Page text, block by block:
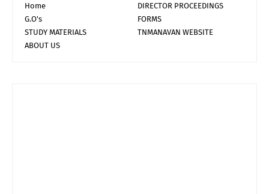
Home
DIRECTOR PROCEEDINGS
G.O's
FORMS
STUDY MATERIALS
TNMANAVAN WEBSITE
ABOUT US